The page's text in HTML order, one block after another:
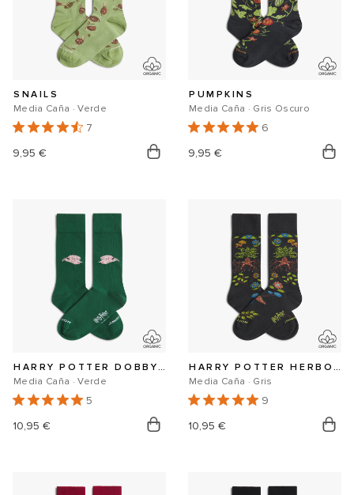
SNAILS
Media Caña · Verde
7
Precio
9,95 €
PUMPKINS
Media Caña · Gris Oscuro
6
Precio
9,95 €
HARRY POTTER DOBBY SOCKS
Media Caña · Verde
5
Precio
10,95 €
HARRY POTTER HERBOLOGY SOCKS
Media Caña · Gris
9
Precio
10,95 €